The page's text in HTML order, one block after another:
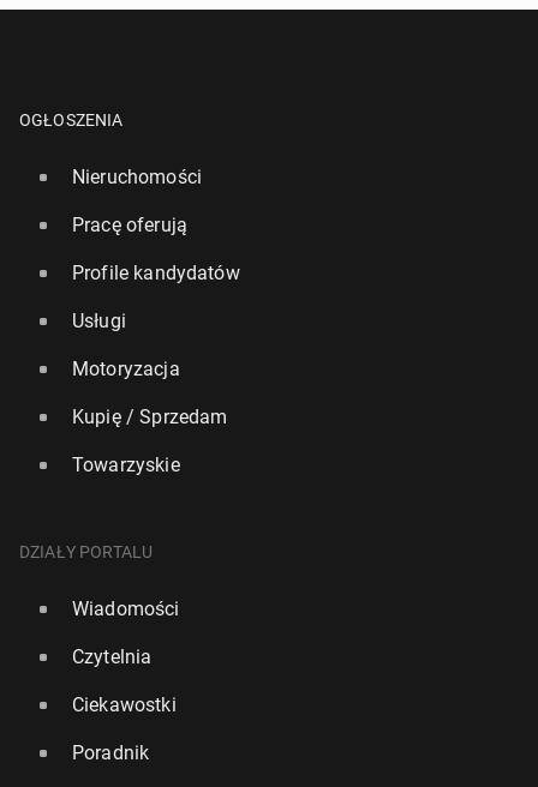
OGŁOSZENIA
Nieruchomości
Pracę oferują
Profile kandydatów
Usługi
Motoryzacja
Kupię / Sprzedam
Towarzyskie
DZIAŁY PORTALU
Wiadomości
Czytelnia
Ciekawostki
Poradnik